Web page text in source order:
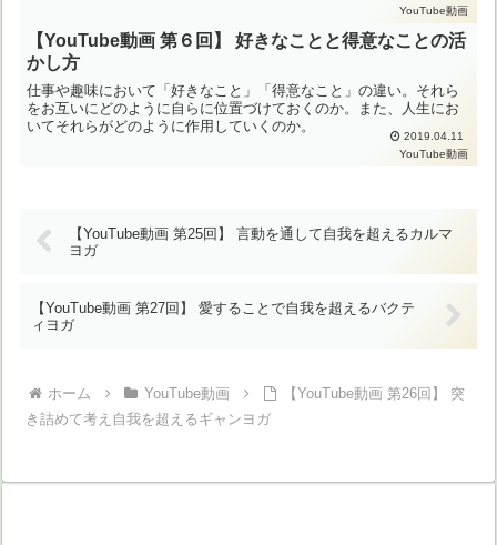
YouTube動画
【YouTube動画 第６回】 好きなことと得意なことの活
かし方
仕事や趣味において「好きなこと」「得意なこと」の違い。それら
をお互いにどのように自らに位置づけておくのか。また、人生にお
いてそれらがどのように作用していくのか。
2019.04.11
YouTube動画
【YouTube動画 第25回】 言動を通して自我を超えるカルマ
ヨガ
【YouTube動画 第27回】 愛することで自我を超えるバクテ
ィヨガ
ホーム YouTube動画
【YouTube動画 第26回】 突
き詰めて考え自我を超えるギャンヨガ